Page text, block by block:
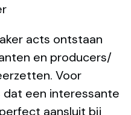
acts ontstaan
en producers/
Voor
een interessante
aansluit bij